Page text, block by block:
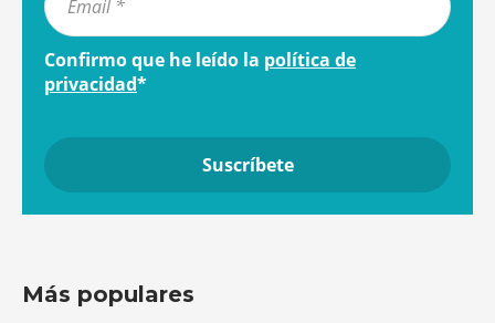
Confirmo que he leído la política de
privacidad*
Más populares